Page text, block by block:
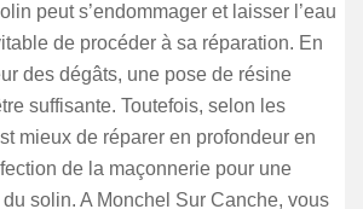
peut s’endommager et laisser l’eau
de procéder à sa réparation. En
des dégâts, une pose de résine
suffisante. Toutefois, selon les
mieux de réparer en profondeur en
de la maçonnerie pour une
solin. A Monchel Sur Canche, vous